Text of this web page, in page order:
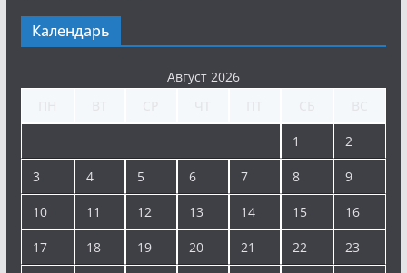
Календарь
Август 2026
1 2
3 4 5 6 7 8 9
10 11 12 13 14 15 16
17 18 19 20 21 22 23